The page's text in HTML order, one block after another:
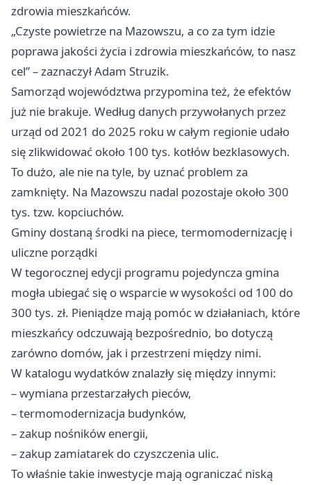
zdrowia mieszkańców.
„Czyste powietrze na Mazowszu, a co za tym idzie
poprawa jakości życia i zdrowia mieszkańców, to nasz
cel” – zaznaczył Adam Struzik.
Samorząd województwa przypomina też, że efektów
już nie brakuje. Według danych przywołanych przez
urząd od 2021 do 2025 roku w całym regionie udało
się zlikwidować około 100 tys. kotłów bezklasowych.
To dużo, ale nie na tyle, by uznać problem za
zamknięty. Na Mazowszu nadal pozostaje około 300
tys. tzw. kopciuchów.
Gminy dostaną środki na piece, termomodernizację i
uliczne porządki
W tegorocznej edycji programu pojedyncza gmina
mogła ubiegać się o wsparcie w wysokości od 100 do
300 tys. zł. Pieniądze mają pomóc w działaniach, które
mieszkańcy odczuwają bezpośrednio, bo dotyczą
zarówno domów, jak i przestrzeni między nimi.
W katalogu wydatków znalazły się między innymi:
– wymiana przestarzałych pieców,
– termomodernizacja budynków,
– zakup nośników energii,
– zakup zamiatarek do czyszczenia ulic.
To właśnie takie inwestycje mają ograniczać niską